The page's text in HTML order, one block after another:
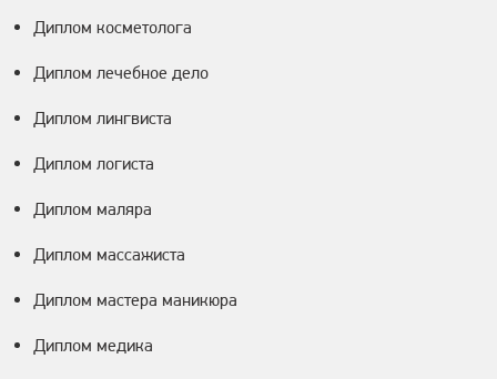
Диплом косметолога
Диплом лечебное дело
Диплом лингвиста
Диплом логиста
Диплом маляра
Диплом массажиста
Диплом мастера маникюра
Диплом медика